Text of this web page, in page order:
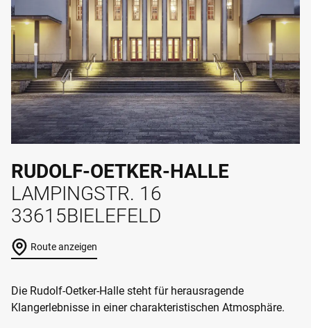
RUDOLF-OETKER-HALLE
LAMPINGSTR. 16
33615BIELEFELD
Route anzeigen
Die Rudolf-Oetker-Halle steht für herausragende
Klangerlebnisse in einer charakteristischen Atmosphäre.